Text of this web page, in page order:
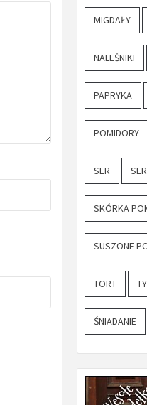
MIGDAŁY
NALEŚNIKI
PAPRYKA
POMIDORY
SER
SKÓRKA
SUSZONE
TORT
ŚNIADANIE